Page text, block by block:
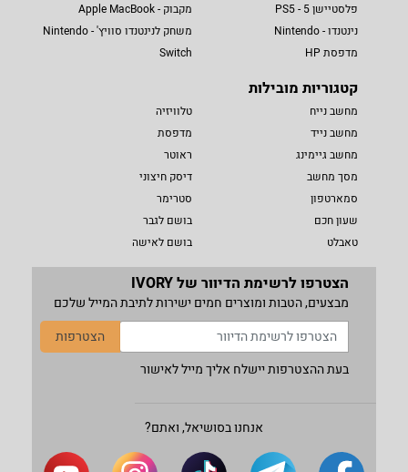
פלסטיישן 5 - PS5
נינטנדו - Nintendo
מדפסת HP
מקבוק - Apple MacBook
משחק לנינטנדו סוויץ' - Nintendo
Switch
קטגוריות מובילות
מחשב נייח
מחשב נייד
מחשב גיימינג
מסך מחשב
סמארטפון
שעון חכם
טאבלט
טלוויזיה
מדפסת
ראוטר
דיסק חיצוני
סטרימר
בושם לגבר
בושם לאישה
הצטרפו לרשימת הדיוור של IVORY
מבצעים, הטבות ומוצרים חמים ישירות לתיבת המייל שלכם
הצטרפות
בעת ההצטרפות יישלח אליך מייל לאישור
אנחנו בסושיאל, ואתם?